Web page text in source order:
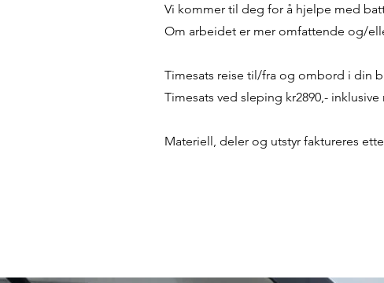
Vi kommer til deg for å hjelpe med
Om arbeidet er mer omfattende og/
Timesats reise til/fra og ombord i din
Timesats ved sleping kr2890,-
Materiell, deler og utstyr faktureres